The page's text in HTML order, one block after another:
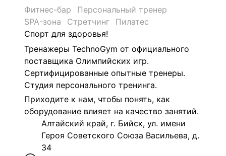
Фитнес-бар
Персональный тренер
SPA-зона
Стретчинг
Пилатес
Спорт для здоровья!
Тренажеры TechnoGym от официального
поставщика Олимпийских игр.
Сертифицированные опытные тренеры.
Студия персонального тренинга.
Приходите к нам, чтобы понять, как
оборудование влияет на качество занятий.
Алтайский край, г. Бийск, ул. имени
Героя Советского Союза Васильева, д.
34